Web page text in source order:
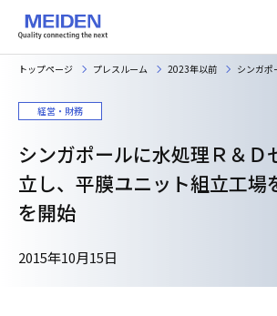
トップページ プレスルーム 2023年以前 シンガポ
経営・財務
シンガポールに水処理Ｒ＆Ｄ
立し、平膜ユニット組立工場
を開始
2015年10月15日